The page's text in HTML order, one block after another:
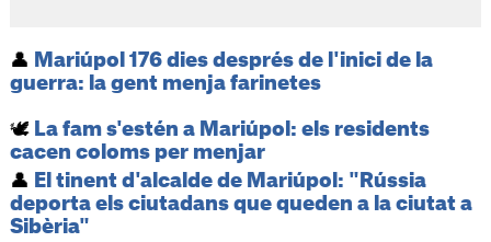
👤 Mariúpol 176 dies després de l'inici de la
guerra: la gent menja farinetes
🕊️ La fam s'estén a Mariúpol: els residents
cacen coloms per menjar
👤 El tinent d'alcalde de Mariúpol: "Rússia
deporta els ciutadans que queden a la ciutat a
Sibèria"